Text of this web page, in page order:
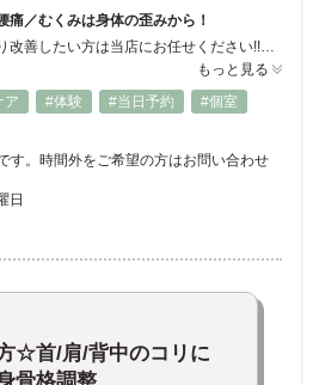
／むくみは身体の歪みから！
身体のつらいお悩みをしっかり改善したい方は当店にお任せください!!骨盤から姿勢の歪みを整えて慢性的な頭痛や疲れ、背中の張りなどつらい身体の不調を改善していきましょう★優しい施術でお子様からご高齢の方まで心地よい施術を受けていただけます♪店内のコロナ対策徹底しております。
もっと見る
ア #体験 #当日予約 #個室
す。時間外をご希望の方はお問い合わせ
日
☆首/肩/背中のコリに
骨格調整